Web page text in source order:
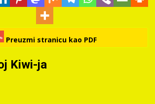
Preuzmi stranicu kao PDF
Kiwi-ja